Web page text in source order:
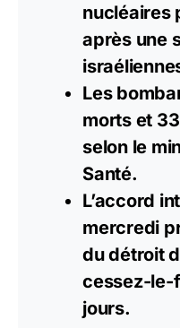
nucléaires
après une
Les
morts et
selon le
Santé.
L’accord
mercredi
du détroit
cessez-le-
jours.